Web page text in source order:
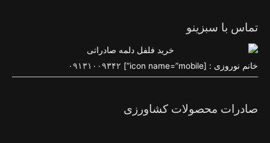
تماس با سبزینو
خانم نوروزی : [icon name=”mobile”] ۰۹۱۳۱۰۰۹۳۴۲
صادرات محصولات کشاورزی